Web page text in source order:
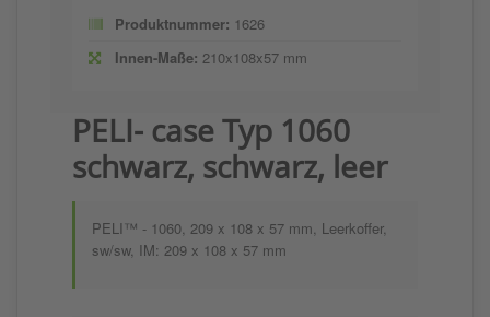
Produktnummer: 1626
Innen-Maße: 210x108x57 mm
PELI- case Typ 1060
schwarz, schwarz, leer
PELI™ - 1060, 209 x 108 x 57 mm, Leerkoffer,
sw/sw, IM: 209 x 108 x 57 mm